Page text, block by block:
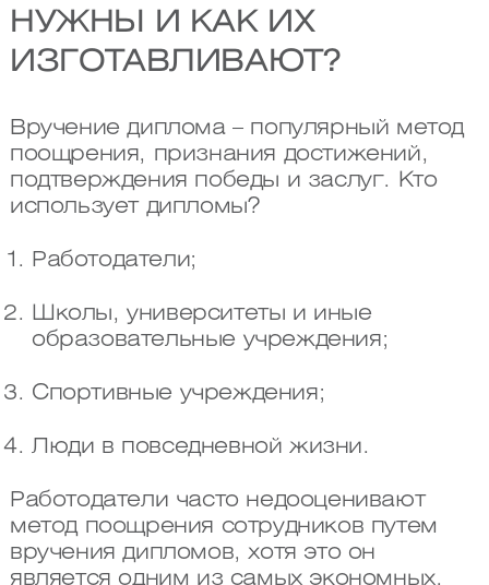
НУЖНЫ И КАК ИХ
ИЗГОТАВЛИВАЮТ?
Вручение диплома – популярный метод
поощрения, признания достижений,
подтверждения победы и заслуг. Кто
использует дипломы?
Работодатели;
Школы, университеты и иные
образовательные учреждения;
Спортивные учреждения;
Люди в повседневной жизни.
Работодатели часто недооценивают
метод поощрения сотрудников путем
вручения дипломов, хотя это он
является одним из самых экономных.